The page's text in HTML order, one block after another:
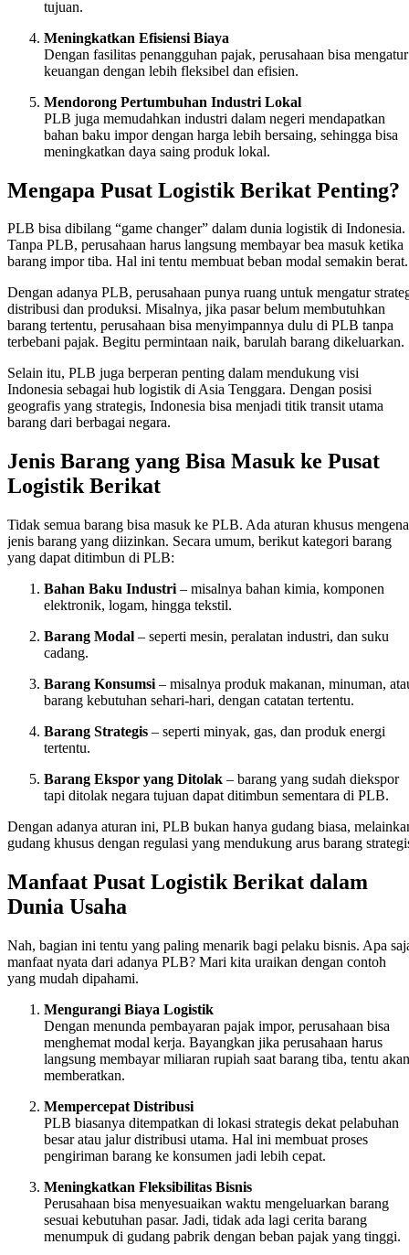
tujuan.
Meningkatkan Efisiensi Biaya
Dengan fasilitas penangguhan pajak, perusahaan bisa mengatur
keuangan dengan lebih fleksibel dan efisien.
Mendorong Pertumbuhan Industri Lokal
PLB juga memudahkan industri dalam negeri mendapatkan
bahan baku impor dengan harga lebih bersaing, sehingga bisa
meningkatkan daya saing produk lokal.
Mengapa Pusat Logistik Berikat Penting?
PLB bisa dibilang “game changer” dalam dunia logistik di Indonesia.
Tanpa PLB, perusahaan harus langsung membayar bea masuk ketika
barang impor tiba. Hal ini tentu membuat beban modal semakin berat.
Dengan adanya PLB, perusahaan punya ruang untuk mengatur
distribusi dan produksi. Misalnya, jika pasar belum membutuhkan
barang tertentu, perusahaan bisa menyimpannya dulu di PLB tanpa
terbebani pajak. Begitu permintaan naik, barulah barang dikeluarkan.
Selain itu, PLB juga berperan penting dalam mendukung visi
Indonesia sebagai hub logistik di Asia Tenggara. Dengan posisi
geografis yang strategis, Indonesia bisa menjadi titik transit utama
barang dari berbagai negara.
Jenis Barang yang Bisa Masuk ke Pusat
Logistik Berikat
Tidak semua barang bisa masuk ke PLB. Ada aturan khusus
jenis barang yang diizinkan. Secara umum, berikut kategori barang
yang dapat ditimbun di PLB:
Bahan Baku Industri – misalnya bahan kimia, komponen
elektronik, logam, hingga tekstil.
Barang Modal – seperti mesin, peralatan industri, dan suku
cadang.
Barang Konsumsi – misalnya produk makanan, minuman,
barang kebutuhan sehari-hari, dengan catatan tertentu.
Barang Strategis – seperti minyak, gas, dan produk energi
tertentu.
Barang Ekspor yang Ditolak – barang yang sudah diekspor
tapi ditolak negara tujuan dapat ditimbun sementara di PLB.
Dengan adanya aturan ini, PLB bukan hanya gudang biasa,
gudang khusus dengan regulasi yang mendukung arus barang
Manfaat Pusat Logistik Berikat dalam
Dunia Usaha
Nah, bagian ini tentu yang paling menarik bagi pelaku bisnis. Apa
manfaat nyata dari adanya PLB? Mari kita uraikan dengan contoh
yang mudah dipahami.
Mengurangi Biaya Logistik
Dengan menunda pembayaran pajak impor, perusahaan bisa
menghemat modal kerja. Bayangkan jika perusahaan harus
langsung membayar miliaran rupiah saat barang tiba, tentu akan
memberatkan.
Mempercepat Distribusi
PLB biasanya ditempatkan di lokasi strategis dekat pelabuhan
besar atau jalur distribusi utama. Hal ini membuat proses
pengiriman barang ke konsumen jadi lebih cepat.
Meningkatkan Fleksibilitas Bisnis
Perusahaan bisa menyesuaikan waktu mengeluarkan barang
sesuai kebutuhan pasar. Jadi, tidak ada lagi cerita barang
menumpuk di gudang pabrik dengan beban pajak yang tinggi.